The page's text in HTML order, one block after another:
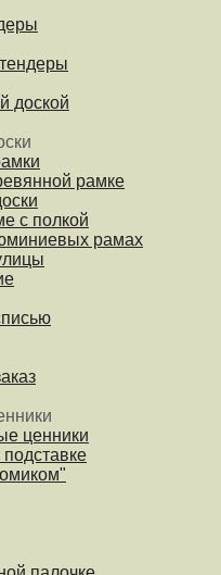
доской
рамке
с полкой
рамах
ценники